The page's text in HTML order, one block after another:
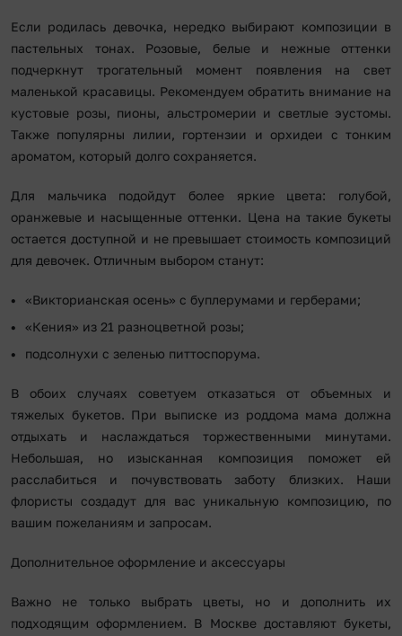
Если родилась девочка, нередко выбирают композиции в
пастельных тонах. Розовые, белые и нежные оттенки
подчеркнут трогательный момент появления на свет
маленькой красавицы. Рекомендуем обратить внимание на
кустовые розы, пионы, альстромерии и светлые эустомы.
Также популярны лилии, гортензии и орхидеи с тонким
ароматом, который долго сохраняется.
Для мальчика подойдут более яркие цвета: голубой,
оранжевые и насыщенные оттенки. Цена на такие букеты
остается доступной и не превышает стоимость композиций
для девочек. Отличным выбором станут:
«Викторианская осень» с буплерумами и герберами;
«Кения» из 21 разноцветной розы;
подсолнухи с зеленью питтоспорума.
В обоих случаях советуем отказаться от объемных и
тяжелых букетов. При выписке из роддома мама должна
отдыхать и наслаждаться торжественными минутами.
Небольшая, но изысканная композиция поможет ей
расслабиться и почувствовать заботу близких. Наши
флористы создадут для вас уникальную композицию, по
вашим пожеланиям и запросам.
Дополнительное оформление и аксессуары
Важно не только выбрать цветы, но и дополнить их
подходящим оформлением. В Москве доставляют букеты,